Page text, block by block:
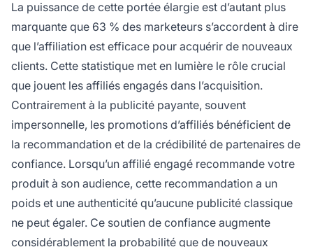
La puissance de cette portée élargie est d’autant plus
marquante que 63 % des marketeurs s’accordent à dire
que l’affiliation est efficace pour acquérir de nouveaux
clients. Cette statistique met en lumière le rôle crucial
que jouent les affiliés engagés dans l’acquisition.
Contrairement à la publicité payante, souvent
impersonnelle, les promotions d’affiliés bénéficient de
la recommandation et de la crédibilité de partenaires de
confiance. Lorsqu’un affilié engagé recommande votre
produit à son audience, cette recommandation a un
poids et une authenticité qu’aucune publicité classique
ne peut égaler. Ce soutien de confiance augmente
considérablement la probabilité que de nouveaux